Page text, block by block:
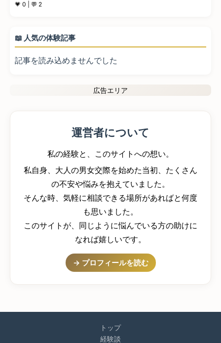
💗 0 | 💬 2
📖 人気の体験記事
記事を読み込めませんでした
広告エリア
運営者について
私の経験と、このサイトへの想い。
私自身、大人の男女交際を始めた当初、たくさん
の不安や悩みを抱えていました。
そんな時、気軽に相談できる場所があればと何度
も思いました。
このサイトが、同じように悩んでいる方の助けに
なれば嬉しいです。
→ プロフィールを読む
トップ
経験談